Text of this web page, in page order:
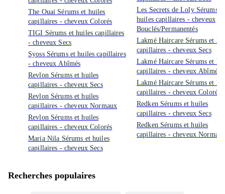
The Ouai Sérums et huiles
capillaires - cheveux Colorés
TIGI Sérums et huiles capillaires
- cheveux Secs
Syoss Sérums et huiles capillaires
- cheveux Abîmés
Revlon Sérums et huiles
capillaires - cheveux Secs
Revlon Sérums et huiles
capillaires - cheveux Normaux
Revlon Sérums et huiles
capillaires - cheveux Colorés
Maria Nila Sérums et huiles
capillaires - cheveux Secs
Les Secrets de Loly Sérums et
huiles capillaires - cheveux
Bouclés/Permanentés
Lakmé Haircare Sérums et
capillaires - cheveux Secs
Lakmé Haircare Sérums et
capillaires - cheveux Abîmés
Lakmé Haircare Sérums et
capillaires - cheveux Colorés
Redken Sérums et huiles
capillaires - cheveux Secs
Redken Sérums et huiles
capillaires - cheveux
Recherches populaires